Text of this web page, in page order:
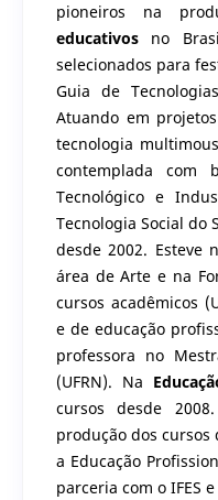
pioneiros na
educativos no
selecionados para
Guia de
Atuando em
tecnologia
contemplada com
Tecnológico e
Tecnologia Social do
desde 2002. Esteve
área de Arte e na
cursos acadêmicos
e de educação
professora no
(UFRN). Na
cursos desde
produção dos
a Educação
parceria com o IFES e